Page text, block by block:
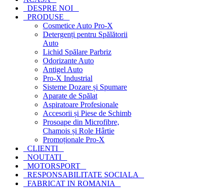
DESPRE NOI
PRODUSE
Cosmetice Auto Pro-X
Detergenți pentru Spălătorii
Auto
Lichid Spălare Parbriz
Odorizante Auto
Antigel Auto
Pro-X Industrial
Sisteme Dozare și Spumare
Aparate de Spălat
Aspiratoare Profesionale
Accesorii și Piese de Schimb
Prosoape din Microfibre,
Chamois și Role Hârtie
Promoționale Pro-X
CLIENTI
NOUTATI
MOTORSPORT
RESPONSABILITATE SOCIALA
FABRICAT IN ROMANIA